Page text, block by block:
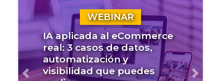
WEBINAR
IA aplicada al eCommerce
real: 3 casos de datos,
automatización y
visibilidad que puedes